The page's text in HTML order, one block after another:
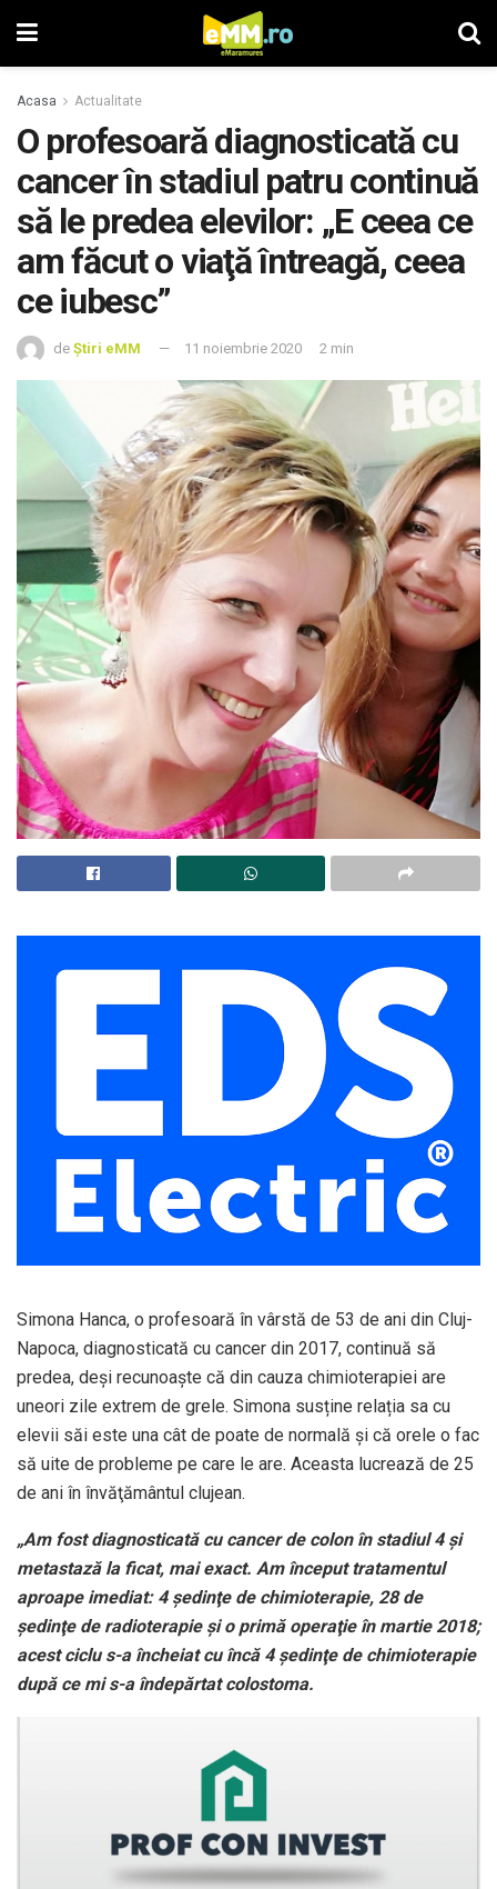
Acasa Actualitate
O profesoară diagnosticată cu
cancer în stadiul patru continuă
să le predea elevilor: „E ceea ce
am făcut o viaţă întreagă, ceea
ce iubesc”
de Știri eMM 11 noiembrie 2020 2 min
Simona Hanca, o profesoară în vârstă de 53 de ani din Cluj-
Napoca, diagnosticată cu cancer din 2017, continuă să
predea, deşi recunoaște că din cauza chimioterapiei are
uneori zile extrem de grele. Simona susține relația sa cu
elevii săi este una cât de poate de normală și că orele o fac
să uite de probleme pe care le are. Aceasta lucrează de 25
de ani în învăţământul clujean.
„Am fost diagnosticată cu cancer de colon în stadiul 4 şi
metastază la ficat, mai exact. Am început tratamentul
aproape imediat: 4 şedinţe de chimioterapie, 28 de
şedinţe de radioterapie şi o primă operaţie în martie 2018;
acest ciclu s-a încheiat cu încă 4 şedinţe de chimioterapie
după ce mi s-a îndepărtat colostoma.